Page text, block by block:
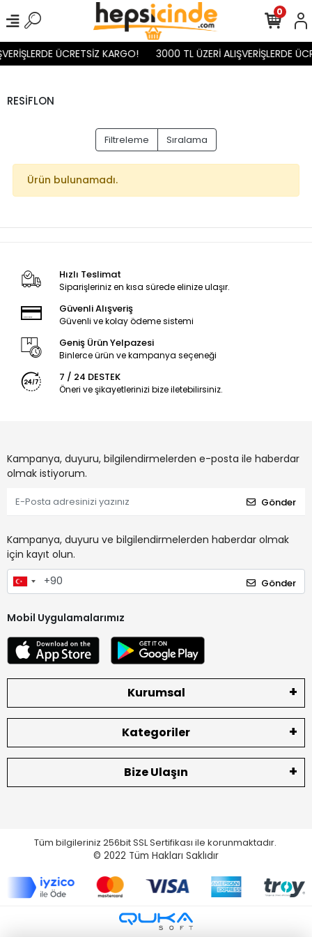
ÜCRETSİZ KARGO! 3000 TL ÜZERİ ALIŞVERİŞLERDE
0
RESİFLON
Filtreleme Sıralama
Ürün bulunamadı.
Hızlı Teslimat
Siparişleriniz en kısa sürede elinize ulaşır.
Güvenli Alışveriş
Güvenli ve kolay ödeme sistemi
Geniş Ürün Yelpazesi
Binlerce ürün ve kampanya seçeneği
7 / 24 DESTEK
Öneri ve şikayetlerinizi bize iletebilirsiniz.
Kampanya, duyuru, bilgilendirmelerden e-posta ile haberdar
olmak istiyorum.
Gönder
Kampanya, duyuru ve bilgilendirmelerden haberdar olmak
için kayıt olun.
Gönder
Mobil Uygulamalarımız
Kurumsal
Kategoriler
Bize Ulaşın
Tüm bilgileriniz 256bit SSL Sertifikası ile korunmaktadır.
© 2022 Tüm Hakları Saklıdır